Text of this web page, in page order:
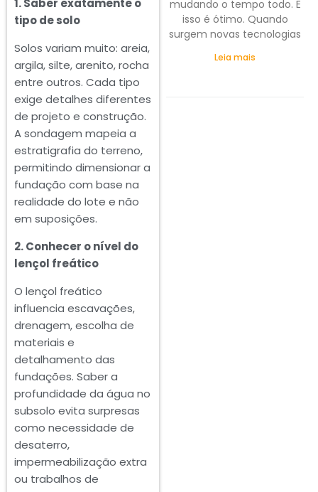
tipo de solo
Solos variam muito: areia,
argila, silte, arenito, rocha
entre outros. Cada tipo
exige detalhes diferentes
de projeto e construção.
A sondagem mapeia a
estratigrafia do terreno,
permitindo dimensionar a
fundação com base na
realidade do lote e não
em suposições.
2. Conhecer o nível do
lençol freático
O lençol freático
influencia escavações,
drenagem, escolha de
materiais e
detalhamento das
fundações. Saber a
profundidade da água no
subsolo evita surpresas
como necessidade de
desaterro,
impermeabilização extra
ou trabalhos de
mudando o tempo todo. E
isso é ótimo. Quando
surgem novas tecnologias
Leia mais